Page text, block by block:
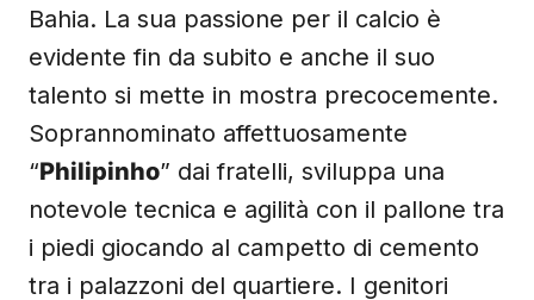
Bahia. La sua passione per il calcio è
evidente fin da subito e anche il suo
talento si mette in mostra precocemente.
Soprannominato affettuosamente
“Philipinho” dai fratelli, sviluppa una
notevole tecnica e agilità con il pallone tra
i piedi giocando al campetto di cemento
tra i palazzoni del quartiere. I genitori